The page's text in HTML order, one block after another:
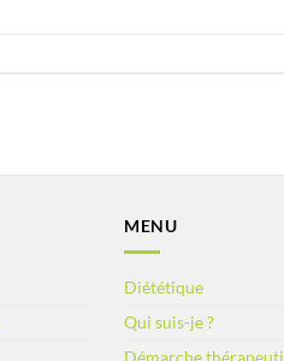
MENU
Diététique
Qui suis-je ?